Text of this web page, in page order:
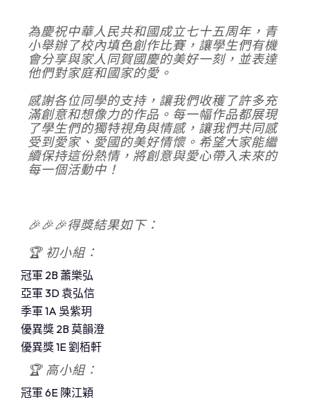
為慶祝中華人民共和國成立七十五周年，青
小舉辦了校內填色創作比賽，讓學生們有機
會分享與家人同賀國慶的美好一刻，並表達
他們對家庭和國家的愛。
感謝各位同學的支持，讓我們收穫了許多充
滿創意和想像力的作品。每一幅作品都展現
了學生們的獨特視角與情感，讓我們共同感
受到愛家、愛國的美好情懷。希望大家能繼
續保持這份熱情，將創意與愛心帶入未來的
每一個活動中！
🎉🎉🎉得獎結果如下：
🏆 初小組：
冠軍 2B 蕭樂弘
亞軍 3D 袁弘信
季軍 1A 吳紫玥
優異獎 2B 莫韻澄
優異獎 1E 劉栢軒
🏆 高小組：
冠軍 6E 陳江穎